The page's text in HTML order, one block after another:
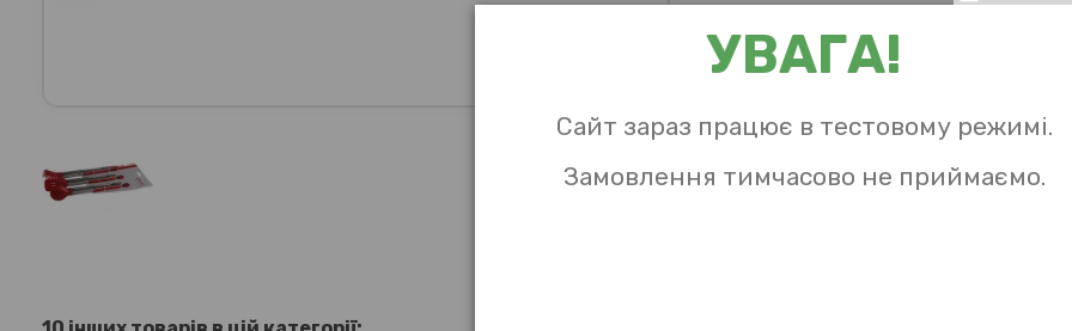
УВАГА!
Сайт зараз працює в тестовому режимі.
Замовлення тимчасово не приймаємо.